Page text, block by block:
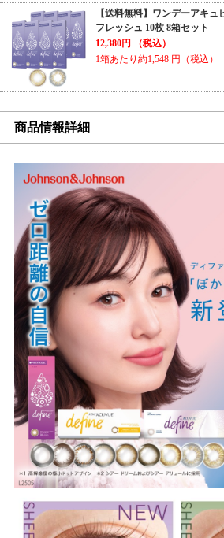
【送料無料】ワンデーアキ
フレッシュ 10枚 8箱セット
12,380円
（税込）
1箱あたり約1,548 円（税込）
商品情報詳細